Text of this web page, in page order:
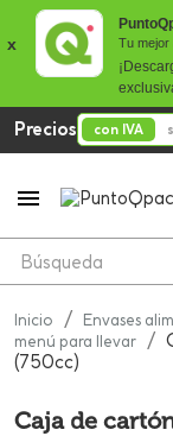
x Tu mejor
Precios con IVA

Inicio Envases
menú para llevar
(750cc)
Caja de